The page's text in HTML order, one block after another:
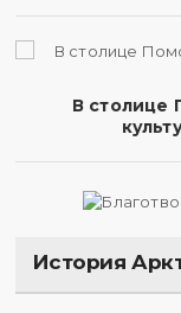
В столице
История